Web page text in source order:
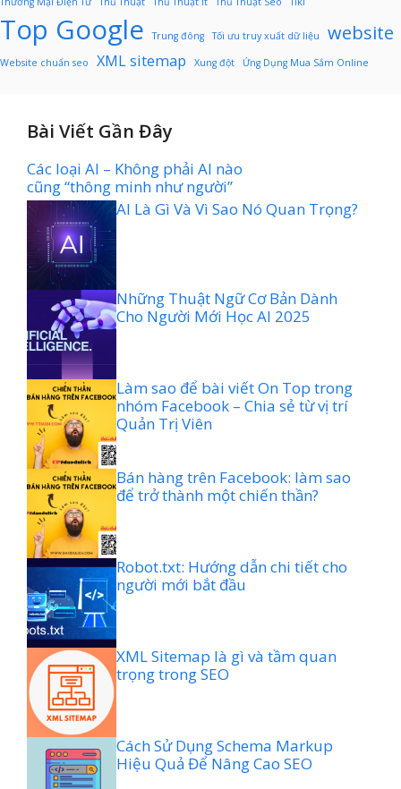
Top Google Trung đông Tối ưu truy xuất dữ liệu website
Website chuẩn seo XML sitemap Xung đột Ứng Dụng Mua Sắm Online
Bài Viết Gần Đây
Các loại AI – Không phải AI nào
cũng “thông minh như người”
AI Là Gì Và Vì Sao Nó Quan Trọng?
Những Thuật Ngữ Cơ Bản Dành
Cho Người Mới Học AI 2025
Làm sao để bài viết On Top trong
nhóm Facebook – Chia sẻ từ vị trí
Quản Trị Viên
Bán hàng trên Facebook: làm sao
để trở thành một chiến thần?
Robot.txt: Hướng dẫn chi tiết cho
người mới bắt đầu
XML Sitemap là gì và tầm quan
trọng trong SEO
Cách Sử Dụng Schema Markup
Hiệu Quả Để Nâng Cao SEO